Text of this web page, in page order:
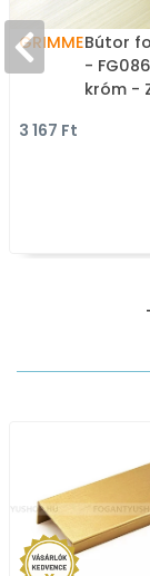
GRIMMEBútor
-
króm -
3 167 Ft